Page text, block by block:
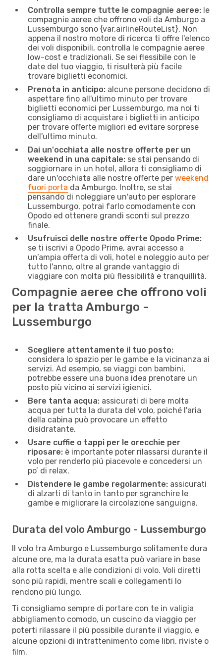
Controlla sempre tutte le compagnie aeree: le
compagnie aeree che offrono voli da Amburgo a
Lussemburgo sono {​var.airlineRouteList}. Non
appena il nostro motore di ricerca ti offre l'elenco
dei voli disponibili, controlla le compagnie aeree
low-cost e tradizionali. Se sei flessibile con le
date del tuo viaggio, ti risulterà più facile
trovare biglietti economici.
Prenota in anticipo: alcune persone decidono di
aspettare fino all'ultimo minuto per trovare
biglietti economici per Lussemburgo, ma noi ti
consigliamo di acquistare i biglietti in anticipo
per trovare offerte migliori ed evitare sorprese
dell'ultimo minuto.
Dai un'occhiata alle nostre offerte per un
weekend in una capitale: se stai pensando di
soggiornare in un hotel, allora ti consigliamo di
dare un'occhiata alle nostre offerte per weekend
fuori porta da Amburgo. Inoltre, se stai
pensando di noleggiare un'auto per esplorare
Lussemburgo, potrai farlo comodamente con
Opodo ed ottenere grandi sconti sul prezzo
finale.
Usufruisci delle nostre offerte Opodo Prime:
se ti iscrivi a Opodo Prime, avrai accesso a
un’ampia offerta di voli, hotel e noleggio auto per
tutto l'anno, oltre al grande vantaggio di
viaggiare con molta più flessibilità e tranquillità.
Compagnie aeree che offrono voli
per la tratta Amburgo -
Lussemburgo
Scegliere attentamente il tuo posto:
considera lo spazio per le gambe e la vicinanza ai
servizi. Ad esempio, se viaggi con bambini,
potrebbe essere una buona idea prenotare un
posto più vicino ai servizi igienici.
Bere tanta acqua: assicurati di bere molta
acqua per tutta la durata del volo, poiché l'aria
della cabina può provocare un effetto
disidratante.
Usare cuffie o tappi per le orecchie per
riposare: è importante poter rilassarsi durante il
volo per renderlo piú piacevole e concedersi un
po’ di relax.
Distendere le gambe regolarmente: assicurati
di alzarti di tanto in tanto per sgranchire le
gambe e migliorare la circolazione sanguigna.
Durata del volo Amburgo - Lussemburgo
Il volo tra Amburgo e Lussemburgo solitamente dura
alcune ore, ma la durata esatta può variare in base
alla rotta scelta e alle condizioni di volo. Voli diretti
sono più rapidi, mentre scali e collegamenti lo
rendono più lungo.
Ti consigliamo sempre di portare con te in valigia
abbigliamento comodo, un cuscino da viaggio per
poterti rilassare il più possibile durante il viaggio, e
alcune opzioni di intrattenimento come libri, riviste o
film.